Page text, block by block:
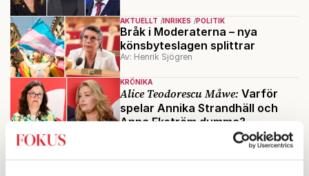
AKTUELLT INRIKES POLITIK
Bråk i Moderaterna – nya
könsbyteslagen splittrar
Av: Henrik Sjögren
KRÖNIKA
Alice Teodorescu Måwe: Varför
spelar Annika Strandhäll och
Anna Ekström dumma?